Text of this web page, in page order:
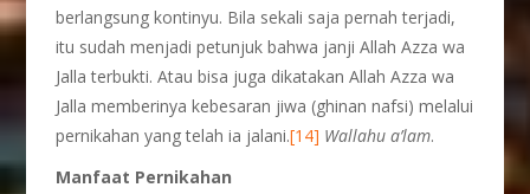
berlangsung kontinyu. Bila sekali saja pernah terjadi,
itu sudah menjadi petunjuk bahwa janji Allah Azza wa
Jalla terbukti. Atau bisa juga dikatakan Allah Azza wa
Jalla memberinya kebesaran jiwa (ghinan nafsi) melalui
pernikahan yang telah ia jalani.[14] Wallahu a’lam.
Manfaat Pernikahan